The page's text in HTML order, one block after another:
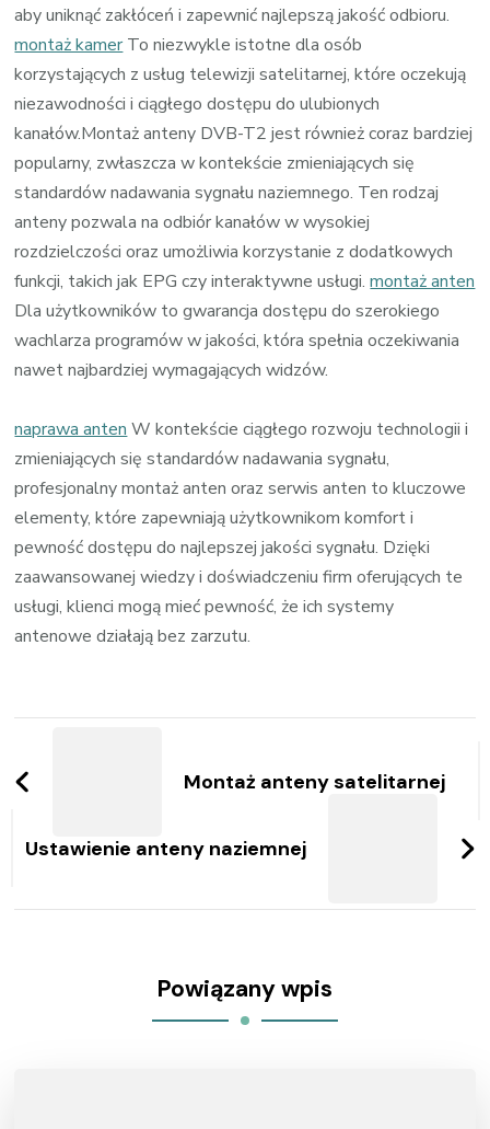
aby uniknąć zakłóceń i zapewnić najlepszą jakość odbioru.
montaż kamerTo niezwykle istotne dla osób
korzystających z usług telewizji satelitarnej, które oczekują
niezawodności i ciągłego dostępu do ulubionych
kanałów.Montaż anteny DVB-T2 jest również coraz bardziej
popularny, zwłaszcza w kontekście zmieniających się
standardów nadawania sygnału naziemnego. Ten rodzaj
anteny pozwala na odbiór kanałów w wysokiej
rozdzielczości oraz umożliwia korzystanie z dodatkowych
funkcji, takich jak EPG czy interaktywne usługi.montaż anten
Dla użytkowników to gwarancja dostępu do szerokiego
wachlarza programów w jakości, która spełnia oczekiwania
nawet najbardziej wymagających widzów.
naprawa antenW kontekście ciągłego rozwoju technologii i
zmieniających się standardów nadawania sygnału,
profesjonalny montaż anten oraz serwis anten to kluczowe
elementy, które zapewniają użytkownikom komfort i
pewność dostępu do najlepszej jakości sygnału. Dzięki
zaawansowanej wiedzy i doświadczeniu firm oferujących te
usługi, klienci mogą mieć pewność, że ich systemy
antenowe działają bez zarzutu.
wpisy
Montaż anteny satelitarnej
Ustawienie anteny naziemnej
Powiązany wpis